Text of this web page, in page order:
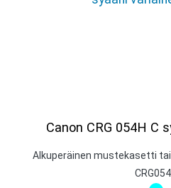
Canon CRG 054H C
Alkuperäinen mustekasetti tai